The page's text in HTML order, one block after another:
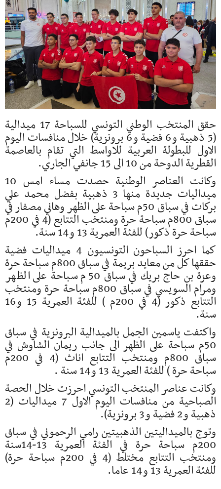
حقق المنتخب الوطني التونسي للسباحة 17 ميدالية
(5 ذهبية و6 فضية و6 برونزية) خلال منافسات اليوم
الاول للبطولة العربية للاواسط التي تقام بالعاصمة
القطرية الدوحة من 10 الى 15 جانفي الجاري.
وكانت العناصر الوطنية حصدت مساء امس 10
ميداليات جديدة منها 3 ذهبية بفضل محمد علي
بركات في سباق 50م سباحة على الظهر وهاني مصفار في
سباق 800م سباحة حرة ومنتخب التتابع (4 في 200م
سباحة حرة ذكور) للفئة العمرية 13 و14 سنة.
كما احرز السباحون التونسيون 4 ميداليات فضية
حققها كل من معايد بريمة في سباق 800م سباحة حرة
وعزة بن حاج بريك في سباق 50 م سباحة على الظهر
ومرام السويسي في سباق 800م سباحة حرة ومنتخب
التتابع ذكور (4 في 200م ) للفئة العمرية 15 و16
سنة.
واكتفت ياسمين الجمل بالميدالية البرونزية في سباق
50م سباحة على الظهر الى جانب ريمان الشاوش في
سباق 800م ومنتخب التتابع اناث (4 في 200م
سباحة حرة ) للفئة العمرية 13 و14 سنة .
وكانت عناصر المنتخب التونسي احرزت خلال الحصة
الصباحية من منافسات اليوم الاول 7 ميداليات (2
ذهبية و2 فضية و3 برونزية).
وتوج بالميداليتين الذهبيتين رامي الرحموني في سباق
200م سباحة حرة في الفئة العمرية 13-14سنة
ومنتخب التتابع مختلط (4 في 200م سباحة حرة)
للفئة العمرية 13 و14 عاما.